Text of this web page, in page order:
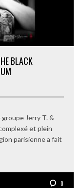
BLACK
groupe Jerry T. &
et plein
parisienne a fait
0